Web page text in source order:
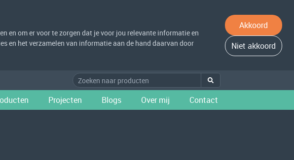
en om er voor te zorgen dat je voor jou relevante informatie en
en het verzamelen van informatie aan de hand daarvan door
Akkoord
Niet akkoord
Projecten Blogs Over mij Contact